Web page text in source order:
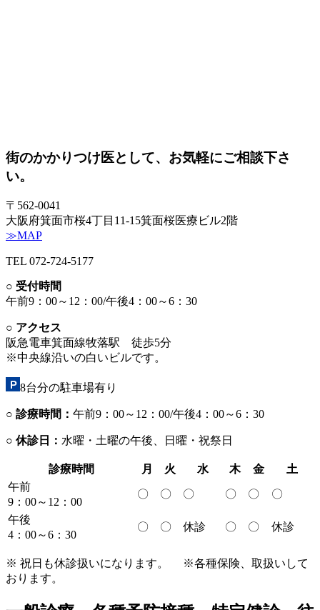
街のかかりつけ医として、 お気軽にご相談下さ
い。
〒562‐0041
大阪府箕面市桜4丁目11‐15箕面桜医療ビル2階
≫MAP
TEL 072-724-5177
○ 受付時間
午前9：00～12：00/午後4：00～6：30
○ アクセス
阪急電車箕面線牧落駅 徒歩5分
※中央線沿いの白いビルです。
8台分の駐車場有り
○ 診療時間： 午前9：00～12：00/午後4：00～6：30
○ 休診日： 水曜・土曜の午後、日曜・祝祭日
診療時間 月 火 水 木 金
土
午前
9：00～12：00
〇 〇 〇 〇 〇 〇
午後
4：00～6：30
〇 〇 休診 〇 〇 休診
※ 祝日も休診扱いになります。
※各種保険、取扱いして
おります。